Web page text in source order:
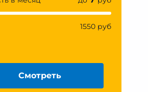
1550 руб
Смотреть